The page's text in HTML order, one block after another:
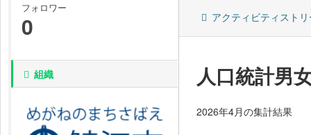
フォロワー
0
組織
アクティビティスト
人口統計男
2026年4月の集計結果